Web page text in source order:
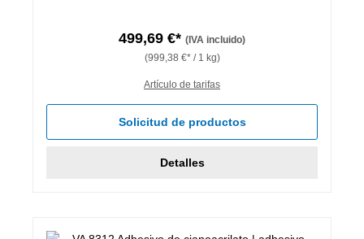
499,69 €* (IVA incluido)
(999,38 €* / 1 kg)
Artículo de tarifas
Solicitud de productos
Detalles